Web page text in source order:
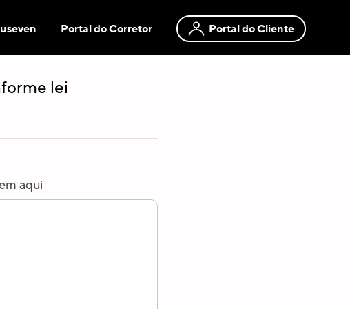
Portal do Corretor Portal do Cliente
lei
aqui